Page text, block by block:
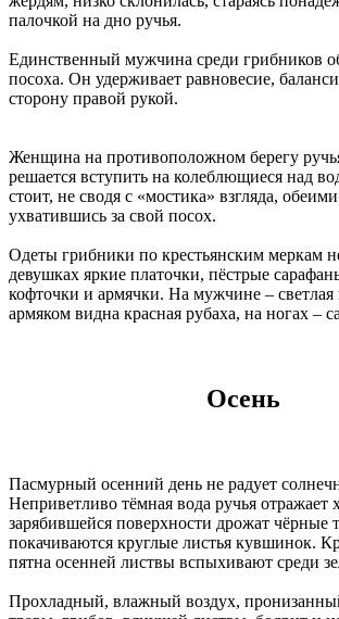
палочкой на дно ручья.
Единственный мужчина среди грибников
посоха. Он удерживает равновесие,
сторону правой рукой.
Женщина на противоположном берегу
решается вступить на колеблющиеся над
стоит, не сводя с «мостика» взгляда,
ухватившись за свой посох.
Одеты грибники по крестьянским меркам
девушках яркие платочки, пёстрые
кофточки и армячки. На мужчине –
армяком видна красная рубаха, на ногах –
Осень
Пасмурный осенний день не радует
Неприветливо тёмная вода ручья отражает
зарябившейся поверхности дрожат чёрные
покачиваются круглые листья кувшинок.
пятна осенней листвы вспыхивают среди
Прохладный, влажный воздух,